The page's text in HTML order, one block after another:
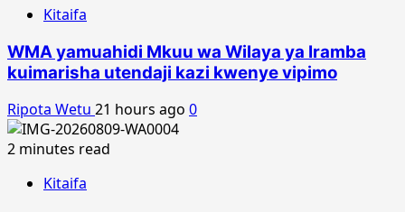
Kitaifa
WMA yamuahidi Mkuu wa Wilaya ya Iramba
kuimarisha utendaji kazi kwenye vipimo
Ripota Wetu 21 hours ago 0
2 minutes read
Kitaifa